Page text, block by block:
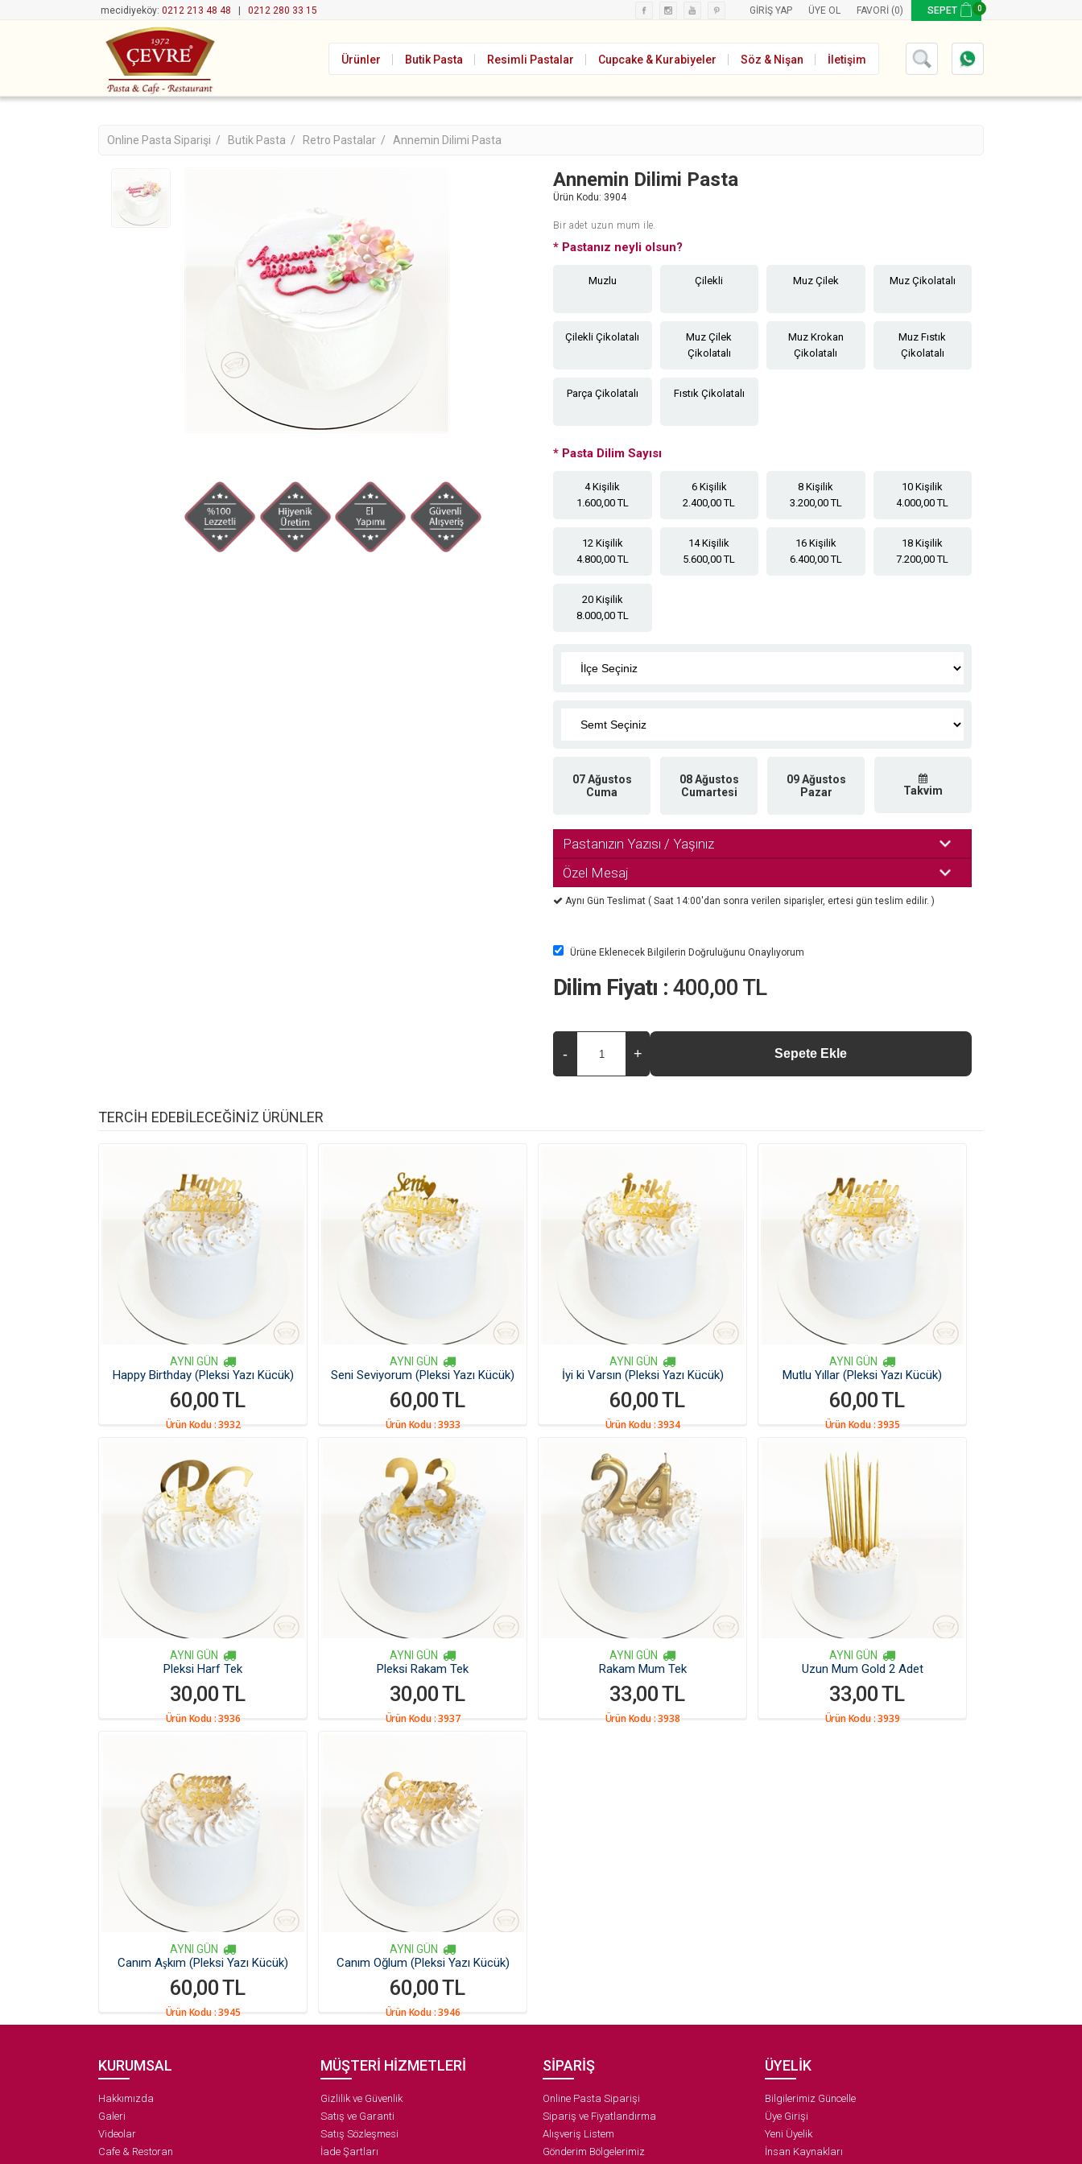
mecidiyeköy: 0212 213 48 48 0212 280 33 15 GIRIŞ YAP ÜYE OL FAVORI (0) SEPET 0
Ürünler Butik Pasta Resimli Pastalar Cupcake & Kurabiyeler Söz & Nişan İletişim
Online Pasta Siparişi / Butik Pasta / Retro Pastalar / Annemin Dilimi Pasta
Annemin Dilimi Pasta
Ürün Kodu: 3904
Bir adet uzun mum ile.
* Pastanız neyli olsun?
Muzlu Çilekli Muz Çilek Muz Çikolatalı
Çilekli Çikolatalı
Muz Çilek
Çikolatalı
Muz Krokan
Çikolatalı
Muz Fıstık
Çikolatalı
Parça Çikolatalı Fıstık Çikolatalı
* Pasta Dilim Sayısı
4 Kişilik
1.600,00 TL
6 Kişilik
2.400,00 TL
8 Kişilik
3.200,00 TL
10 Kişilik
4.000,00 TL
12 Kişilik
4.800,00 TL
14 Kişilik
5.600,00 TL
16 Kişilik
6.400,00 TL
18 Kişilik
7.200,00 TL
20 Kişilik
8.000,00 TL
07 Ağustos
Cuma
08 Ağustos
Cumartesi
09 Ağustos
Pazar
Takvim
Pastanızın Yazısı / Yaşınız
Özel Mesaj
Aynı Gün Teslimat ( Saat 14:00'dan sonra verilen siparişler, ertesi gün teslim edilir. )
Ürüne Eklenecek Bilgilerin Doğruluğunu Onaylıyorum
Dilim Fiyatı : 400,00 TL
TERCİH EDEBİLECEĞİNİZ ÜRÜNLER
AYNI GÜN
Happy Birthday (Pleksi Yazı Kücük)
60,00 TL
Ürün Kodu :3932
AYNI GÜN
Seni Seviyorum (Pleksi Yazı Kücük)
60,00 TL
Ürün Kodu :3933
AYNI GÜN
İyi ki Varsın (Pleksi Yazı Kücük)
60,00 TL
Ürün Kodu :3934
AYNI GÜN
Mutlu Yıllar (Pleksi Yazı Kücük)
60,00 TL
Ürün Kodu :3935
AYNI GÜN
Pleksi Harf Tek
30,00 TL
Ürün Kodu :3936
AYNI GÜN
Pleksi Rakam Tek
30,00 TL
Ürün Kodu :3937
AYNI GÜN
Rakam Mum Tek
33,00 TL
Ürün Kodu :3938
AYNI GÜN
Uzun Mum Gold 2 Adet
33,00 TL
Ürün Kodu :3939
AYNI GÜN
Canım Aşkım (Pleksi Yazı Kücük)
60,00 TL
Ürün Kodu :3945
AYNI GÜN
Canım Oğlum (Pleksi Yazı Kücük)
60,00 TL
Ürün Kodu :3946
KURUMSAL
Hakkımızda
Galeri
Videolar
Cafe & Restoran
MÜŞTERİ HİZMETLERİ
Gizlilik ve Güvenlik
Satış ve Garanti
Satış Sözleşmesi
İade Şartları
SİPARİŞ
Online Pasta Siparişi
Sipariş ve Fiyatlandırma
Alışveriş Listem
Gönderim Bölgelerimiz
ÜYELİK
Bilgilerimiz Güncelle
Üye Girişi
Yeni Üyelik
İnsan Kaynakları